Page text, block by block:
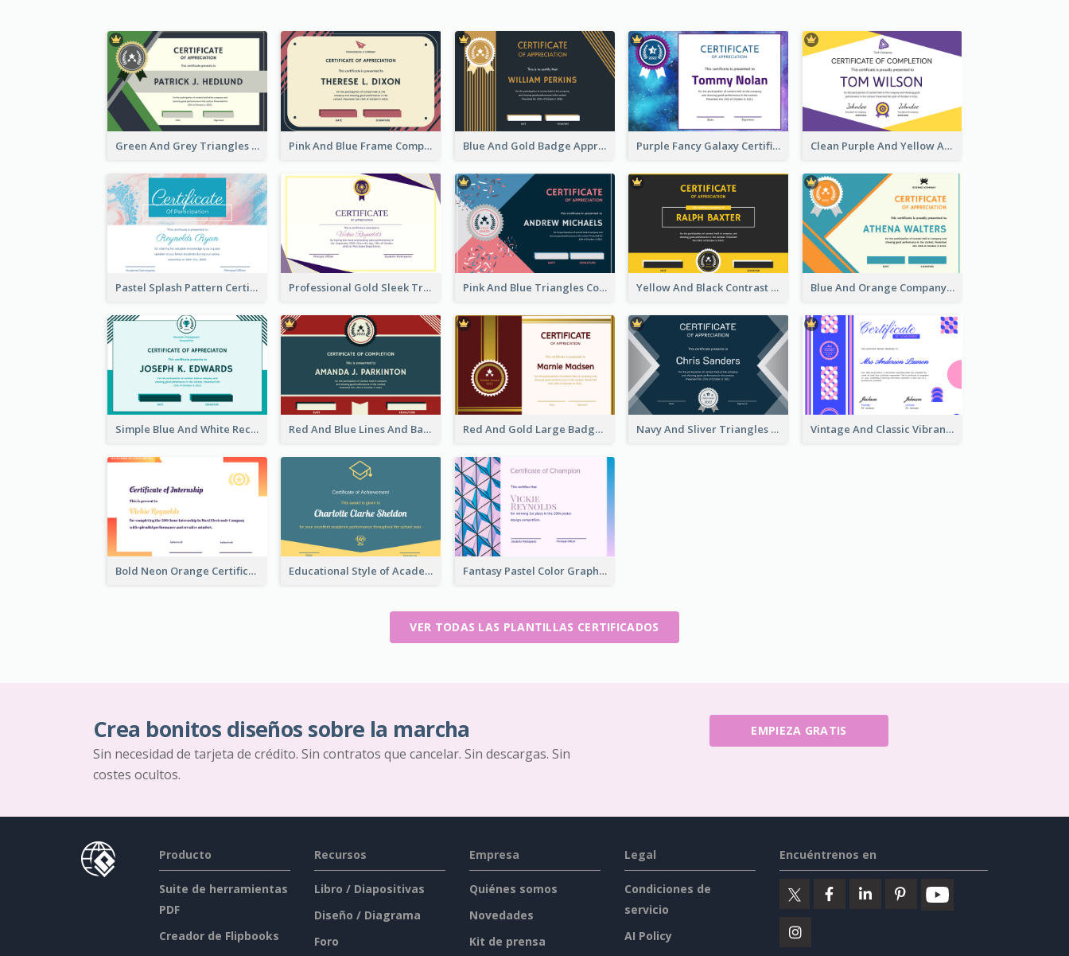
Green And Grey Triangles With Badge Certificate Pink And Blue Frame Company Certificate Blue And Gold Badge Appreciation Certificate Purple Fancy Galaxy Certificate Clean Purple And Yellow Academic Simple Certificate Design
Pastel Splash Pattern Certificate Design For Participation Professional Gold Sleek Triangular Elegant Certificate Design Pink And Blue Triangles Confetti Celebration Certificate Yellow And Black Contrast Simple Certificate Blue And Orange Company Triangles With Badge Certificate
Simple Blue And White Rectangle Certificate Red And Blue Lines And Badge Completion Certificate Red And Gold Large Badge Certificate Navy And Sliver Triangles Appreciation Certificate Vintage And Classic Vibrant Certificate Design Ideas
Bold Neon Orange Certificate Design For Internship Educational Style of Academic Achievement Certificate Design Fantasy Pastel Color Graphic Certificate Design
VER TODAS LAS PLANTILLAS CERTIFICADOS
Crea bonitos diseños sobre la marcha
Sin necesidad de tarjeta de crédito. Sin contratos que cancelar. Sin descargas. Sin
costes ocultos.
EMPIEZA GRATIS
Producto
Suite de herramientas
PDF
Creador de Flipbooks
Recursos
Libro / Diapositivas
Diseño / Diagrama
Foro
Empresa
Quiénes somos
Novedades
Kit de prensa
Legal
Condiciones de
servicio
AI Policy
Encuéntrenos en